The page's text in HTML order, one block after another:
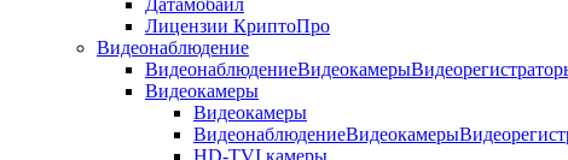
Датамобайл
Лицензии КриптоПро
Видеонаблюдение
Видеокамеры
Видеокамеры
HD-TVI камеры